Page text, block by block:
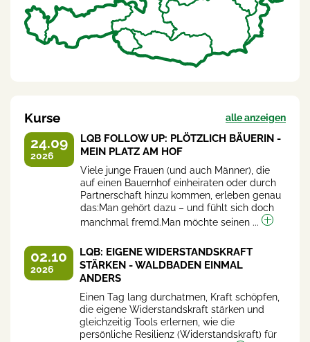
Kurse alle anzeigen
24.09
2026
LQB FOLLOW UP: PLÖTZLICH BÄUERIN -
MEIN PLATZ AM HOF
Viele junge Frauen (und auch Männer), die
auf einen Bauernhof einheiraten oder durch
Partnerschaft hinzu kommen, erleben genau
das:Man gehört dazu – und fühlt sich doch
manchmal fremd.Man möchte seinen ...
02.10
2026
LQB: EIGENE WIDERSTANDSKRAFT
STÄRKEN - WALDBADEN EINMAL
ANDERS
Einen Tag lang durchatmen, Kraft schöpfen,
die eigene Widerstandskraft stärken und
gleichzeitig Tools erlernen, wie die
persönliche Resilienz (Widerstandskraft) für